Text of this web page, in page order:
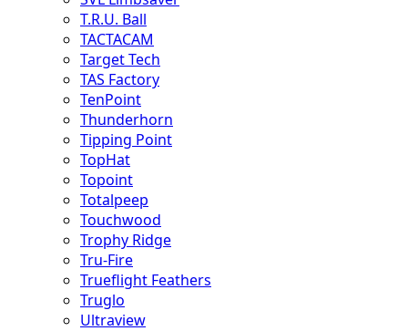
T.R.U. Ball
TACTACAM
Target Tech
TAS Factory
TenPoint
Thunderhorn
Tipping Point
TopHat
Topoint
Totalpeep
Touchwood
Trophy Ridge
Tru-Fire
Trueflight Feathers
Truglo
Ultraview